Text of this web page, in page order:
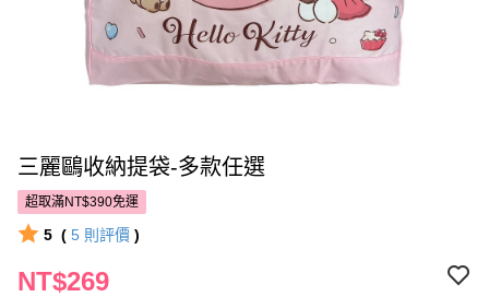
三麗鷗收納提袋-多款任選
超取滿NT$390免運
5 ( 5 則評價 )
NT$269